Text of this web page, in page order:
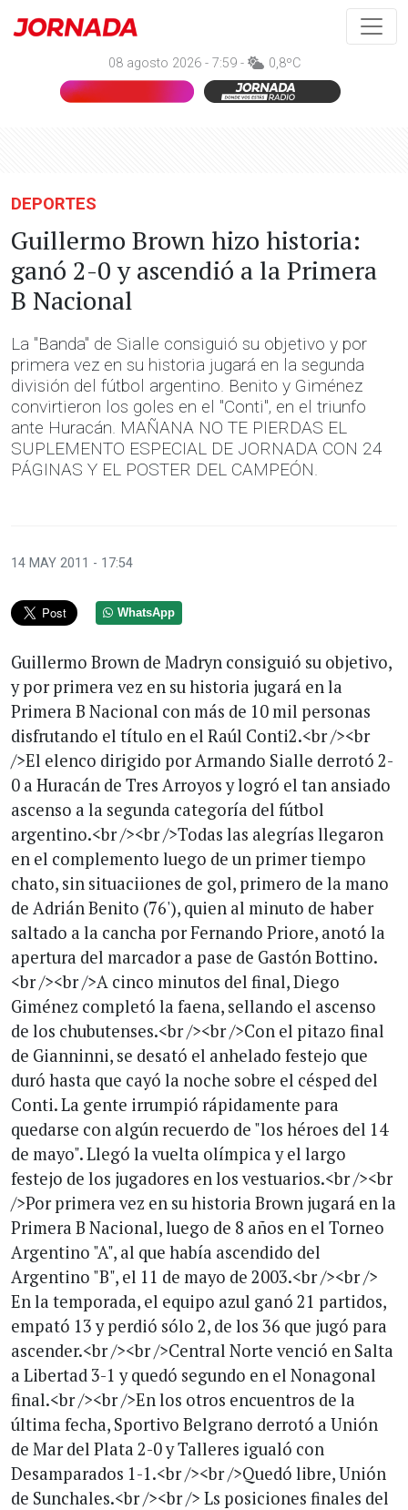
08 agosto 2026 - 7:59 - 0,8ºC
DEPORTES
Guillermo Brown hizo historia:
ganó 2-0 y ascendió a la Primera
B Nacional
La "Banda" de Sialle consiguió su objetivo y por
primera vez en su historia jugará en la segunda
división del fútbol argentino. Benito y Giménez
convirtieron los goles en el "Conti", en el triunfo
ante Huracán. MAÑANA NO TE PIERDAS EL
SUPLEMENTO ESPECIAL DE JORNADA CON 24
PÁGINAS Y EL POSTER DEL CAMPEÓN.
14 MAY 2011 - 17:54
WhatsApp
Guillermo Brown de Madryn consiguió su objetivo,
y por primera vez en su historia jugará en la
Primera B Nacional con más de 10 mil personas
disfrutando el título en el Raúl Conti2.<br /><br
/>El elenco dirigido por Armando Sialle derrotó 2-
0 a Huracán de Tres Arroyos y logró el tan ansiado
ascenso a la segunda categoría del fútbol
argentino.<br /><br />Todas las alegrías llegaron
en el complemento luego de un primer tiempo
chato, sin situaciiones de gol, primero de la mano
de Adrián Benito (76'), quien al minuto de haber
saltado a la cancha por Fernando Priore, anotó la
apertura del marcador a pase de Gastón Bottino.
<br /><br />A cinco minutos del final, Diego
Giménez completó la faena, sellando el ascenso
de los chubutenses.<br /><br />Con el pitazo final
de Gianninni, se desató el anhelado festejo que
duró hasta que cayó la noche sobre el césped del
Conti. La gente irrumpió rápidamente para
quedarse con algún recuerdo de "los héroes del 14
de mayo". Llegó la vuelta olímpica y el largo
festejo de los jugadores en los vestuarios.<br /><br
/>Por primera vez en su historia Brown jugará en la
Primera B Nacional, luego de 8 años en el Torneo
Argentino "A", al que había ascendido del
Argentino "B", el 11 de mayo de 2003.<br /><br />
En la temporada, el equipo azul ganó 21 partidos,
empató 13 y perdió sólo 2, de los 36 que jugó para
ascender.<br /><br />Central Norte venció en Salta
a Libertad 3-1 y quedó segundo en el Nonagonal
final.<br /><br />En los otros encuentros de la
última fecha, Sportivo Belgrano derrotó a Unión
de Mar del Plata 2-0 y Talleres igualó con
Desamparados 1-1.<br /><br />Quedó libre, Unión
de Sunchales.<br /><br /> Ls posiciones finales del